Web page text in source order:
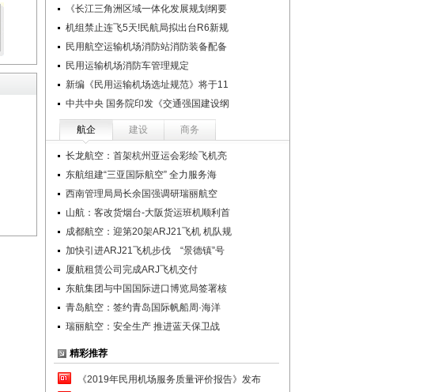
《长江三角洲区域一体化发展规划纲要
机组禁止连飞5天!民航局拟出台R6新规
民用航空运输机场消防站消防装备配备
民用运输机场消防车管理规定
新编《民用运输机场选址规范》将于11
中共中央 国务院印发《交通强国建设纲
航企 建设 商务
长龙航空：首架杭州亚运会彩绘飞机亮
东航组建“三亚国际航空” 全力服务海
西南管理局局长余国强调研瑞丽航空
山航：客改货烟台-大阪货运班机顺利首
成都航空：迎第20架ARJ21飞机 机队规
加快引进ARJ21飞机步伐 “景德镇”号
厦航租赁公司完成ARJ飞机交付
东航集团与中国国际进口博览局签署核
青岛航空：签约青岛国际帆船周·海洋
瑞丽航空：安全生产 推进蓝天保卫战
精彩推荐
《2019年民用机场服务质量评价报告》发布